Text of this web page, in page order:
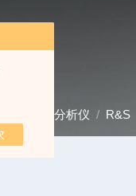
频谱分析仪 / R&S